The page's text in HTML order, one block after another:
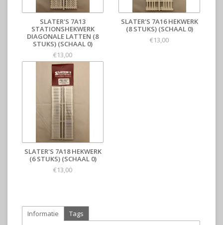
SLATER'S 7A13
STATIONSHEKWERK
DIAGONALE LATTEN (8
STUKS) (SCHAAL 0)
€13,00
SLATER'S 7A16 HEKWERK
(8 STUKS) (SCHAAL 0)
€13,00
SLATER'S 7A18 HEKWERK
(6 STUKS) (SCHAAL 0)
€13,00
Informatie Tags